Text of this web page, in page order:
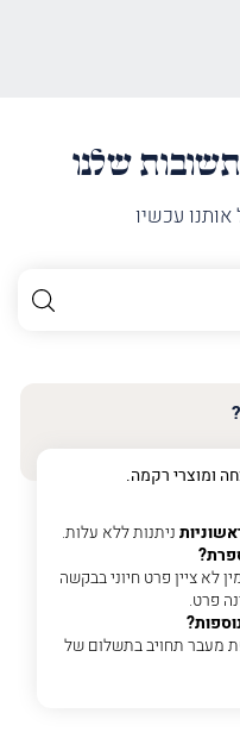
שלנו
עכשיו
ומוצרי רקמה.
ניתנות ללא עלות.
לא ציין פרט חיוני בבקשה
פרט.
מעבר תחויב בתשלום של